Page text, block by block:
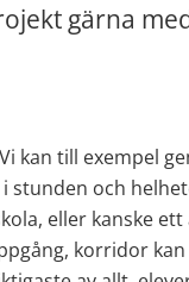
gärna
kan till exempel
stunden och
eller kanske
korridor